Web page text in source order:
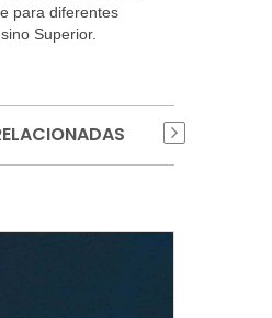
para diferentes
Superior.